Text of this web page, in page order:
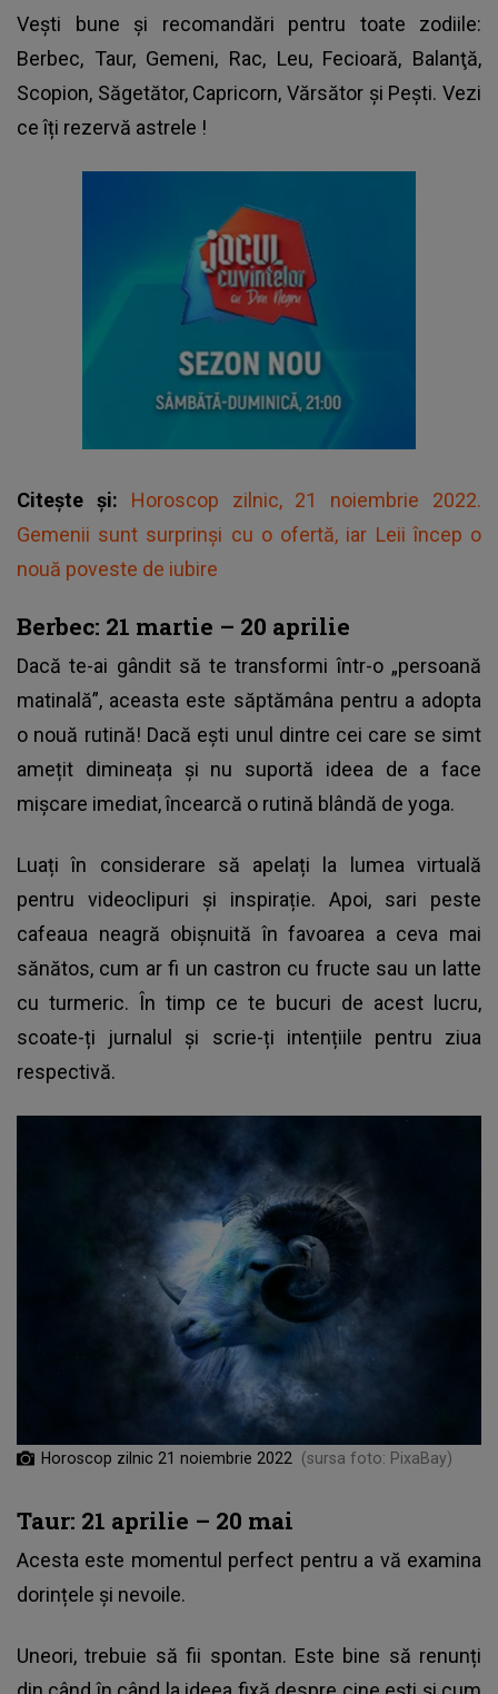
Vești bune și recomandări pentru toate zodiile:
Berbec, Taur, Gemeni, Rac, Leu, Fecioară, Balanţă,
Scopion, Săgetător, Capricorn, Vărsător şi Peşti. Vezi
ce îți rezervă astrele !
Citește și: Horoscop zilnic, 21 noiembrie 2022.
Gemenii sunt surprinși cu o ofertă, iar Leii încep o
nouă poveste de iubire
Berbec: 21 martie – 20 aprilie
Dacă te-ai gândit să te transformi într-o „persoană
matinală”, aceasta este săptămâna pentru a adopta
o nouă rutină! Dacă ești unul dintre cei care se simt
amețit dimineața și nu suportă ideea de a face
mișcare imediat, încearcă o rutină blândă de yoga.
Luați în considerare să apelați la lumea virtuală
pentru videoclipuri și inspirație. Apoi, sari peste
cafeaua neagră obișnuită în favoarea a ceva mai
sănătos, cum ar fi un castron cu fructe sau un latte
cu turmeric. În timp ce te bucuri de acest lucru,
scoate-ți jurnalul și scrie-ți intențiile pentru ziua
respectivă.
Horoscop zilnic 21 noiembrie 2022 (sursa foto: PixaBay)
Taur: 21 aprilie – 20 mai
Acesta este momentul perfect pentru a vă examina
dorințele și nevoile.
Uneori, trebuie să fii spontan. Este bine să renunți